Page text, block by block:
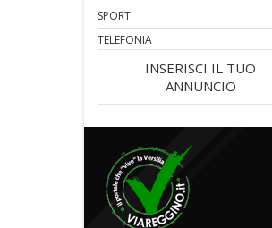
SPORT
TELEFONIA
INSERISCI IL TUO
ANNUNCIO